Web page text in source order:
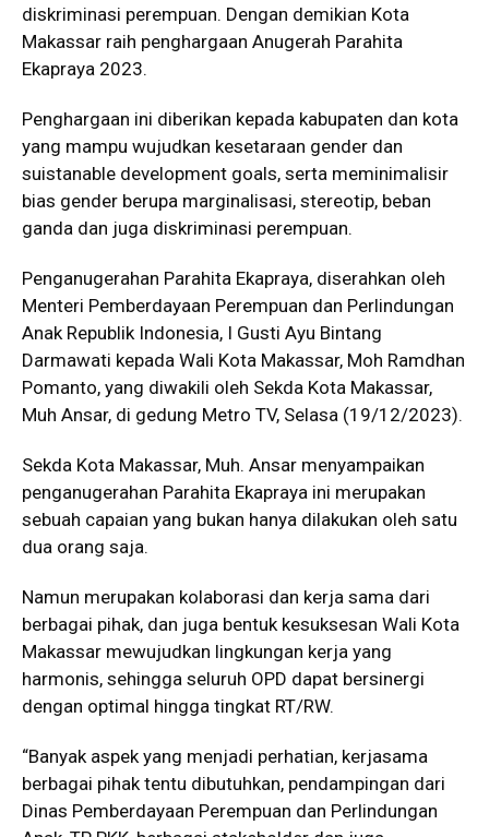
diskriminasi perempuan. Dengan demikian Kota
Makassar raih penghargaan Anugerah Parahita
Ekapraya 2023.
Penghargaan ini diberikan kepada kabupaten dan kota
yang mampu wujudkan kesetaraan gender dan
suistanable development goals, serta meminimalisir
bias gender berupa marginalisasi, stereotip, beban
ganda dan juga diskriminasi perempuan.
Penganugerahan Parahita Ekapraya, diserahkan oleh
Menteri Pemberdayaan Perempuan dan Perlindungan
Anak Republik Indonesia, I Gusti Ayu Bintang
Darmawati kepada Wali Kota Makassar, Moh Ramdhan
Pomanto, yang diwakili oleh Sekda Kota Makassar,
Muh Ansar, di gedung Metro TV, Selasa (19/12/2023).
Sekda Kota Makassar, Muh. Ansar menyampaikan
penganugerahan Parahita Ekapraya ini merupakan
sebuah capaian yang bukan hanya dilakukan oleh satu
dua orang saja.
Namun merupakan kolaborasi dan kerja sama dari
berbagai pihak, dan juga bentuk kesuksesan Wali Kota
Makassar mewujudkan lingkungan kerja yang
harmonis, sehingga seluruh OPD dapat bersinergi
dengan optimal hingga tingkat RT/RW.
“Banyak aspek yang menjadi perhatian, kerjasama
berbagai pihak tentu dibutuhkan, pendampingan dari
Dinas Pemberdayaan Perempuan dan Perlindungan